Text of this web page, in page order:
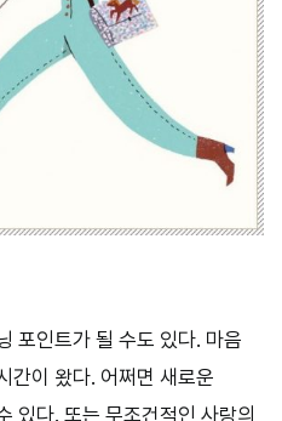
포인트가 될 수도 있다. 마음
간이 왔다. 어쩌면 새로운
있다. 또는 무조건적인 사랑의